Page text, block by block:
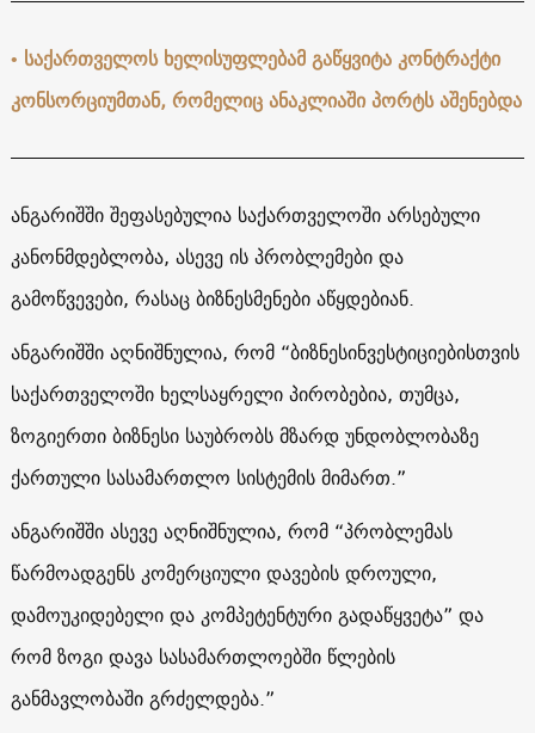
• საქართველოს ხელისუფლებამ გაწყვიტა კონტრაქტი
კონსორციუმთან, რომელიც ანაკლიაში პორტს აშენებდა
ანგარიშში შეფასებულია საქართველოში არსებული
კანონმდებლობა, ასევე ის პრობლემები და
გამოწვევები, რასაც ბიზნესმენები აწყდებიან.
ანგარიშში აღნიშნულია, რომ “ბიზნესინვესტიციებისთვის
საქართველოში ხელსაყრელი პირობებია, თუმცა,
ზოგიერთი ბიზნესი საუბრობს მზარდ უნდობლობაზე
ქართული სასამართლო სისტემის მიმართ.”
ანგარიშში ასევე აღნიშნულია, რომ “პრობლემას
წარმოადგენს კომერციული დავების დროული,
დამოუკიდებელი და კომპეტენტური გადაწყვეტა” და
რომ ზოგი დავა სასამართლოებში წლების
განმავლობაში გრძელდება.”